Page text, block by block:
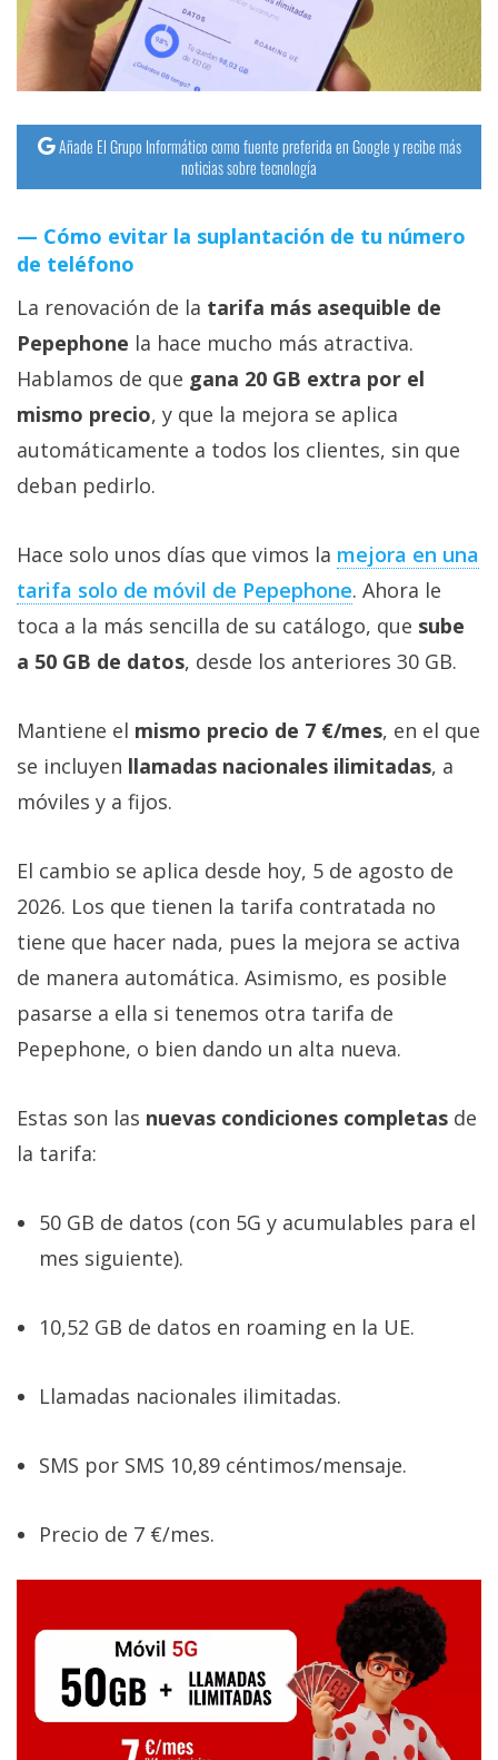
Añade El Grupo Informático como fuente preferida en Google y recibe más
noticias sobre tecnología
Cómo evitar la suplantación de tu número
de teléfono
La renovación de la tarifa más asequible de
Pepephone la hace mucho más atractiva.
Hablamos de que gana 20 GB extra por el
mismo precio, y que la mejora se aplica
automáticamente a todos los clientes, sin que
deban pedirlo.
Hace solo unos días que vimos la mejora en una
tarifa solo de móvil de Pepephone‎. Ahora le
toca a la más sencilla de su catálogo, que sube
a 50 GB de datos, desde los anteriores 30 GB.
Mantiene el mismo precio de 7 €/mes, en el que
se incluyen llamadas nacionales ilimitadas, a
móviles y a fijos.
El cambio se aplica desde hoy, 5 de agosto de
2026. Los que tienen la tarifa contratada no
tiene que hacer nada, pues la mejora se activa
de manera automática. Asimismo, es posible
pasarse a ella si tenemos otra tarifa de
Pepephone, o bien dando un alta nueva.
Estas son las nuevas condiciones completas de
la tarifa:
50 GB de datos (con 5G y acumulables para el
mes siguiente).
10,52 GB de datos en roaming en la UE.
Llamadas nacionales ilimitadas.
SMS por SMS 10,89 céntimos/mensaje.
Precio de 7 €/mes.